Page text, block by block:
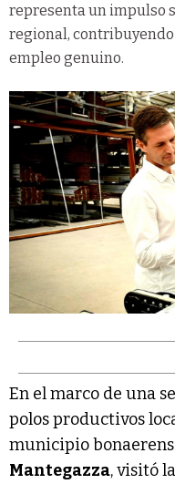
representa un impulso
regional,
empleo genuino.
En el marco de una
polos productivos
municipio
Mantegazza, visitó